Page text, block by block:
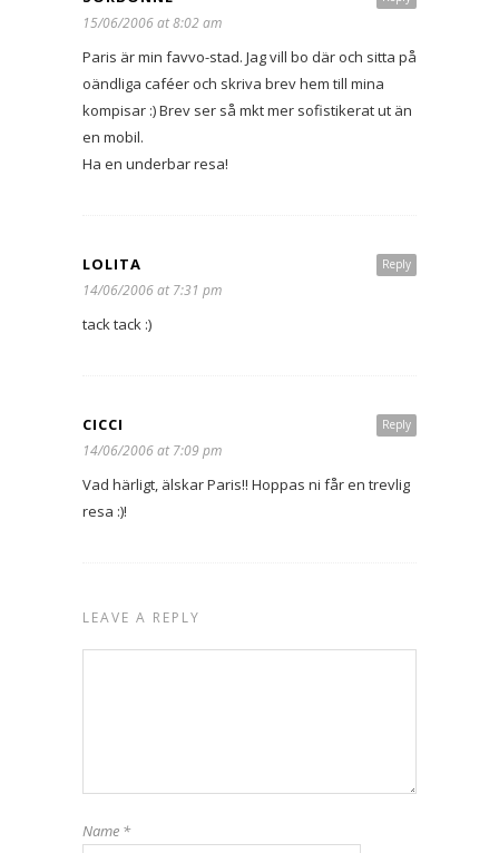
15/06/2006 at 8:02 am
Paris är min favvo-stad. Jag vill bo där och sitta på
oändliga caféer och skriva brev hem till mina
kompisar :) Brev ser så mkt mer sofistikerat ut än
en mobil.
Ha en underbar resa!
Reply
LOLITA
14/06/2006 at 7:31 pm
tack tack :)
Reply
CICCI
14/06/2006 at 7:09 pm
Vad härligt, älskar Paris!! Hoppas ni får en trevlig
resa :)!
LEAVE A REPLY
Name *